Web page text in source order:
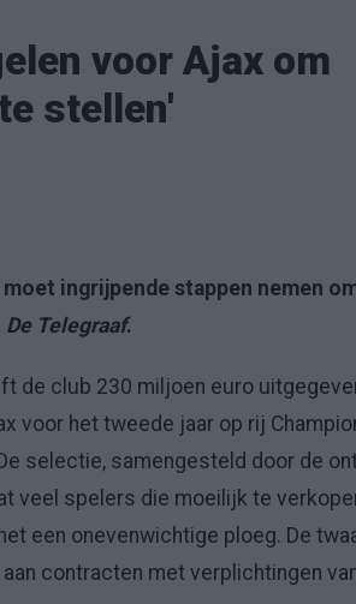
voor Ajax om
stellen'
ingrijpende stappen nemen
De Telegraaf.
de club 230 miljoen euro
voor het tweede jaar op rij
selectie, samengesteld door de
veel spelers die moeilijk te
een onevenwichtige ploeg. De
contracten met verplichtingen